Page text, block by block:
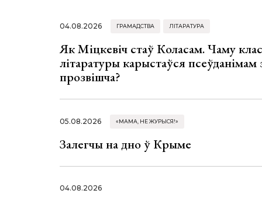
04.08.2026 ГРАМАДСТВА ЛІТАРАТУРА
Як Міцкевіч стаў Коласам. Чаму
літаратуры карыстаўся псеўданімам
прозвішча?
05.08.2026 «МАМА, НЕ ЖУРЫСЯ!»
Залегчы на дно ў Крыме
04.08.2026